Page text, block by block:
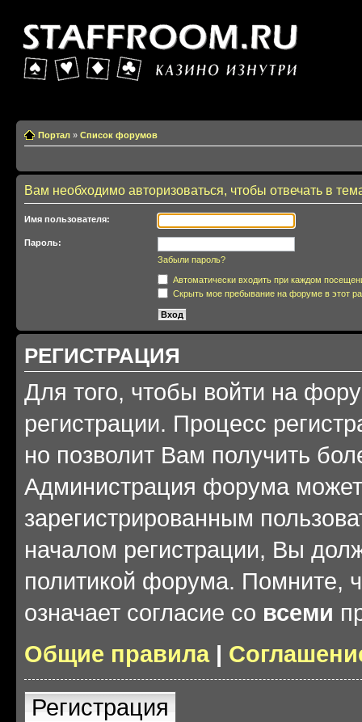
Портал » Список форумов
Вам необходимо авторизоваться, чтобы отвечать в
Имя пользователя:
Пароль:
Забыли пароль?
Автоматически входить при каждом
Скрыть мое пребывание на форуме в этот
РЕГИСТРАЦИЯ
Для того, чтобы войти на
регистрации. Процесс
но позволит Вам получить
Администрация форума может
зарегистрированным
началом регистрации, Вы
политикой форума. Помните,
означает согласие со всеми
Общие правила|
Регистрация